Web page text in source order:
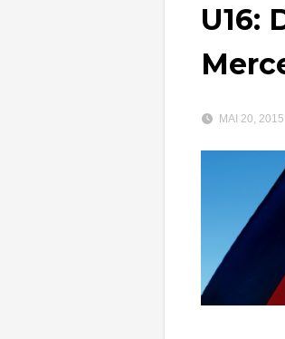
U16:
MAI 20, 2015